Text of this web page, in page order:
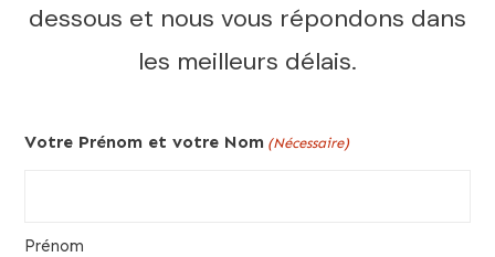
dessous et nous vous répondons dans
les meilleurs délais.
Votre Prénom et votre Nom (Nécessaire)
Prénom